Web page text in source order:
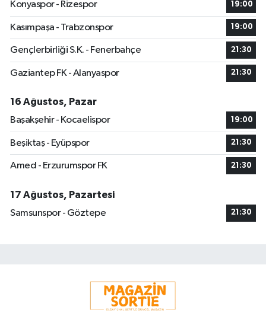
Konyaspor - Rizespor
19:00
Kasımpaşa - Trabzonspor 19:00
Gençlerbirliği S.K. - Fenerbahçe 21:30
Gaziantep FK - Alanyaspor 21:30
16 Ağustos, Pazar
Başakşehir - Kocaelispor
19:00
Beşiktaş - Eyüpspor 21:30
Amed - Erzurumspor FK 21:30
17 Ağustos, Pazartesi
Samsunspor - Göztepe
21:30